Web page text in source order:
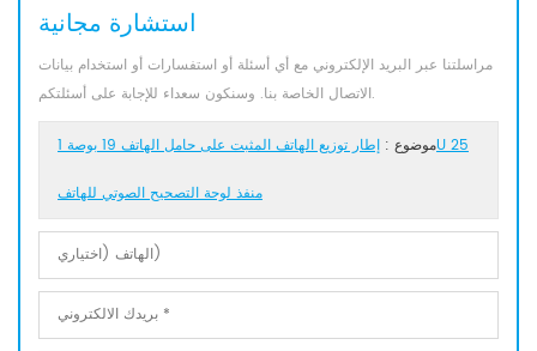
استشارة مجانية
مراسلتنا عبر البريد الإلكتروني مع أي أسئلة أو استفسارات أو استخدام بيانات
الاتصال الخاصة بنا. وسنكون سعداء للإجابة على أسئلتكم.
موضوع : إطار توزيع الهاتف المثبت على حامل الهاتف 19 بوصة 1U 25
منفذ لوحة التصحيح الصوتي للهاتف